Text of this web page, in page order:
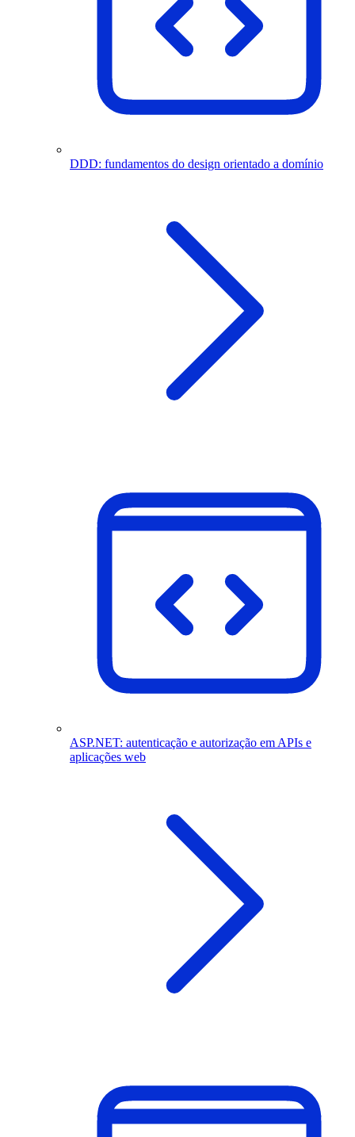
DDD: fundamentos do design orientado a domínio
ASP.NET: autenticação e autorização em APIs e
aplicações web